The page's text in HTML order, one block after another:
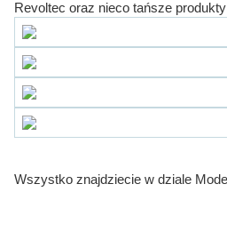
Revoltec oraz nieco tańsze
Wszystko znajdziecie w dziale